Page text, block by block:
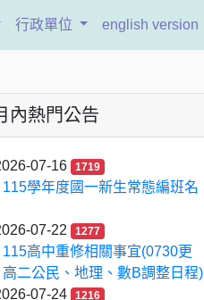
行政單位 english version
內熱門公告
07-16 1719
115學年度國一新生常態編班名
07-22
1277
115高中重修相關事宜(0730更
二公民、地理、數B調整日程)
07-24
1216